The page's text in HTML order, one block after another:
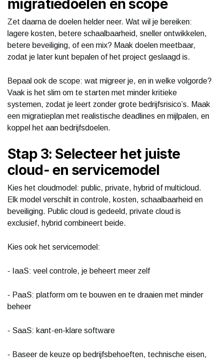
migratiedoelen en scope
Zet daarna de doelen helder neer. Wat wil je bereiken:
lagere kosten, betere schaalbaarheid, sneller ontwikkelen,
betere beveiliging, of een mix? Maak doelen meetbaar,
zodat je later kunt bepalen of het project geslaagd is.
Bepaal ook de scope: wat migreer je, en in welke volgorde?
Vaak is het slim om te starten met minder kritieke
systemen, zodat je leert zonder grote bedrijfsrisico’s. Maak
een migratieplan met realistische deadlines en mijlpalen, en
koppel het aan bedrijfsdoelen.
Stap 3: Selecteer het juiste
cloud- en servicemodel
Kies het cloudmodel: public, private, hybrid of multicloud.
Elk model verschilt in controle, kosten, schaalbaarheid en
beveiliging. Public cloud is gedeeld, private cloud is
exclusief, hybrid combineert beide.
Kies ook het servicemodel:
- IaaS: veel controle, je beheert meer zelf
- PaaS: platform om te bouwen en te draaien met minder
beheer
- SaaS: kant-en-klare software
- Baseer de keuze op bedrijfsbehoeften, technische eisen,